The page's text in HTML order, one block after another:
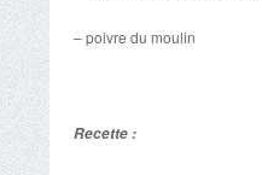
– poivre du moulin
Recette :